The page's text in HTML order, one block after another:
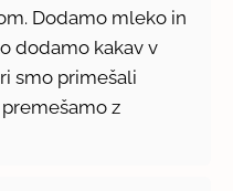
Dodamo mleko in
dodamo kakav v
smo primešali
z